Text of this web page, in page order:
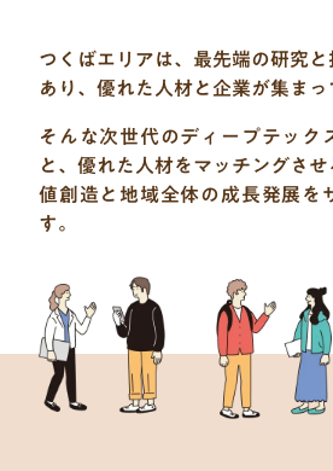
つくばエリアは、最先端の研究
あり、 優れた人材と企業が集まっ
そんな次世代のディープテック
と、 優れた人材をマッチングさせ
値創造と地域全体の成長発展を
す。